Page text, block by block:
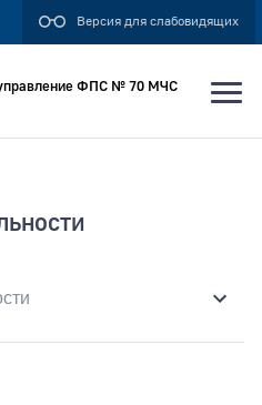
Версия для слабовидящих
ФПС № 70 МЧС